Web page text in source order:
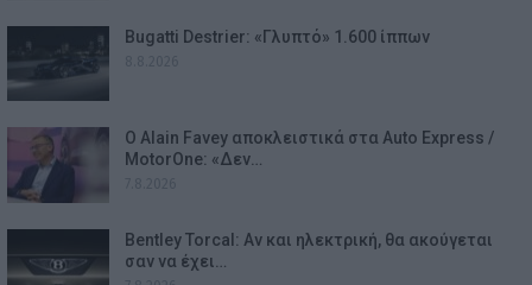
Bugatti Destrier: «Γλυπτό» 1.600 ίππων
Ο Alain Favey αποκλειστικά στα Auto Express /
MotorOne: «Δεν…
Bentley Torcal: Αν και ηλεκτρική, θα ακούγεται
σαν να έχει…